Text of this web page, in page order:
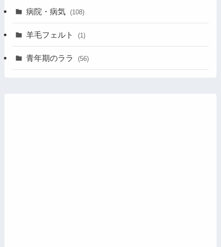
病院・病気 (108)
羊毛フェルト (1)
青年期のララ (56)